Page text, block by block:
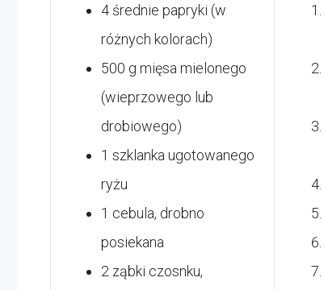
4 średnie papryki (w
różnych kolorach)
500 g mięsa mielonego
(wieprzowego lub
drobiowego)
1 szklanka ugotowanego
ryżu
1 cebula, drobno
posiekana
2 ząbki czosnku,